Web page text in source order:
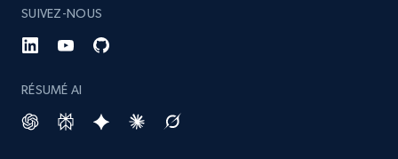
SUIVEZ-NOUS
RÉSUMÉ AI